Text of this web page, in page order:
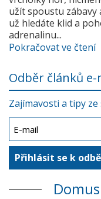
užít spoustu zábavy
už hledáte klid a
adrenalinu...
Pokračovat ve čtení
Odběr článků
Zajímavosti a tipy